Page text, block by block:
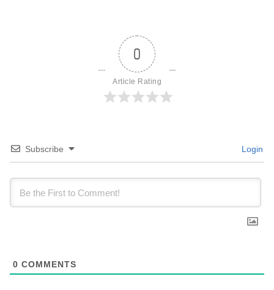
0
Article Rating
Subscribe Login
0 COMMENTS